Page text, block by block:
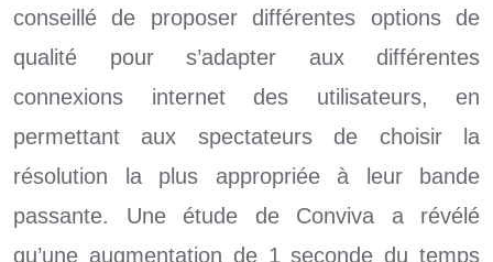
conseillé de proposer différentes options de
qualité pour s’adapter aux différentes
connexions internet des utilisateurs, en
permettant aux spectateurs de choisir la
résolution la plus appropriée à leur bande
passante. Une étude de Conviva a révélé
qu’une augmentation de 1 seconde du temps